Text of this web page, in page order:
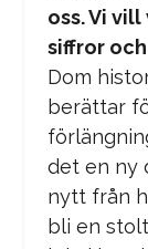
oss. Vi
siffror
Dom
berättar
det en ny
nytt från
bli en